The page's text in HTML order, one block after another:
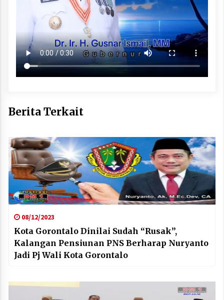
Berita Terkait
08/12/2023
Kota Gorontalo Dinilai Sudah “Rusak”,
Kalangan Pensiunan PNS Berharap Nuryanto
Jadi Pj Wali Kota Gorontalo